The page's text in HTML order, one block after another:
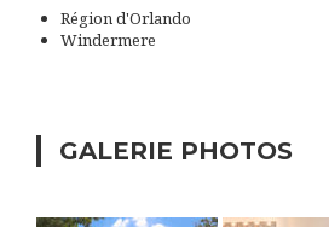
Région d'Orlando
Windermere
GALERIE PHOTOS